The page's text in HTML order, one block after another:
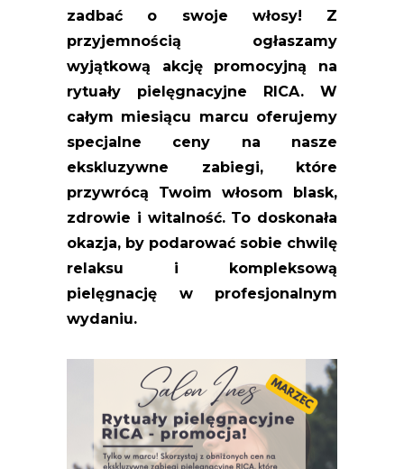
zadbać o swoje włosy! Z
przyjemnością ogłaszamy
wyjątkową akcję promocyjną na
rytuały pielęgnacyjne RICA. W
całym miesiącu marcu oferujemy
specjalne ceny na nasze
ekskluzywne zabiegi, które
przywrócą Twoim włosom blask,
zdrowie i witalność. To doskonała
okazja, by podarować sobie chwilę
relaksu i kompleksową
pielęgnację w profesjonalnym
wydaniu.